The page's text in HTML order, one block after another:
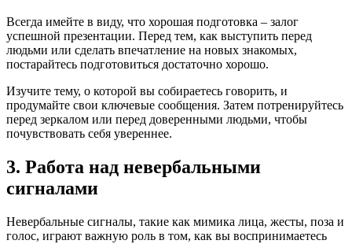
Всегда имейте в виду, что хорошая подготовка – залог
успешной презентации. Перед тем, как выступить перед
людьми или сделать впечатление на новых знакомых,
постарайтесь подготовиться достаточно хорошо.
Изучите тему, о которой вы собираетесь говорить, и
продумайте свои ключевые сообщения. Затем потренируйтесь
перед зеркалом или перед доверенными людьми, чтобы
почувствовать себя увереннее.
3. Работа над невербальными
сигналами
Невербальные сигналы, такие как мимика лица, жесты, поза и
голос, играют важную роль в том, как вы воспринимаетесь